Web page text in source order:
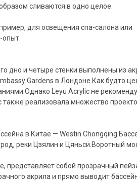
сливаются в одно целое.
для освещения спа-салона или
дно и четыре стенки выполнены из
Gardens в Лондоне.Как будто
Leyu Acrylic не
реализовала множество
в Китае — Westin
реки Цзялин и Цяньси.Воротный
представляет собой прозрачный
акрила и прямо выводит